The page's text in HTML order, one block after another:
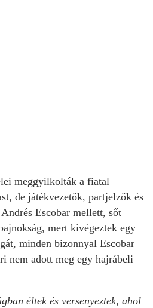
meggyilkolták a fiatal
de játékvezetők, partjelzők és
Escobar mellett, sőt
mert kivégeztek egy
minden bizonnyal Escobar
nem adott meg egy hajrábeli
éltek és versenyeztek, ahol